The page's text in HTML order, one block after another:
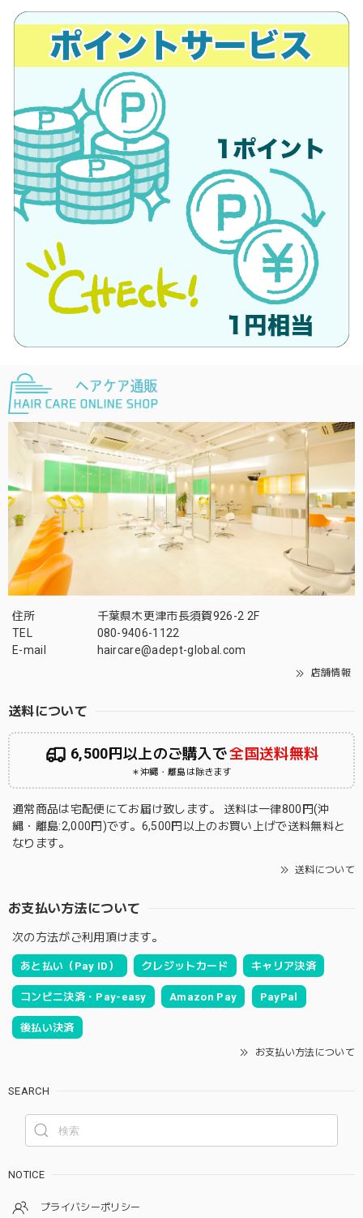
住所
千葉県木更津市長須賀926-2 2F
TEL
080-9406-1122
E-mail
haircare@adept-global.com
店舗情報
送料について
6,500円以上のご購入で全国送料無料
＊沖縄・離島は除きます
通常商品は宅配便にてお届け致します。 送料は一律800円(沖
縄・離島:2,000円)です。6,500円以上のお買い上げで送料無料と
なります。
送料について
お支払い方法について
次の方法がご利用頂けます。
あと払い（Pay ID） クレジットカード キャリア決済
コンビニ決済・Pay-easy Amazon Pay PayPal
後払い決済
お支払い方法について
SEARCH
NOTICE
プライバシーポリシー